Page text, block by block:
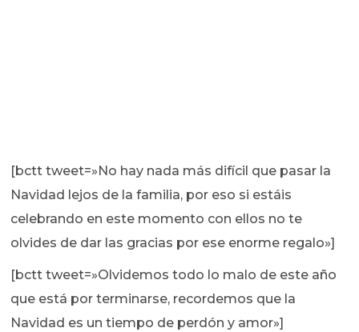
[bctt tweet=»No hay nada más difícil que pasar la
Navidad lejos de la familia, por eso si estáis
celebrando en este momento con ellos no te
olvides de dar las gracias por ese enorme regalo»]
[bctt tweet=»Olvidemos todo lo malo de este año
que está por terminarse, recordemos que la
Navidad es un tiempo de perdón y amor»]